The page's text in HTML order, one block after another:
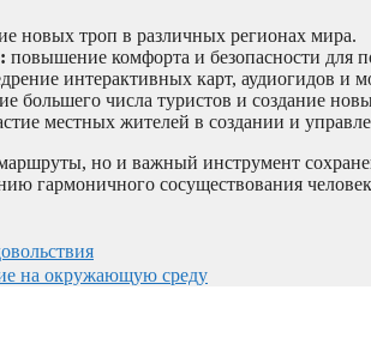
новых троп в различных регионах мира.
повышение комфорта и безопасности для
интерактивных карт, аудиогидов и
большего числа туристов и создание
местных жителей в создании и
но и важный инструмент
гармоничного сосуществования
на окружающую среду